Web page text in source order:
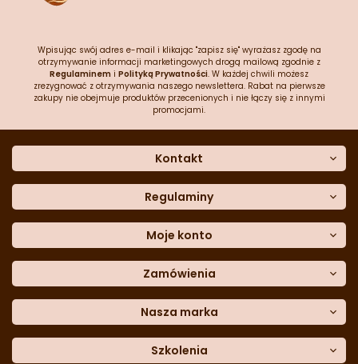
Wpisując swój adres e-mail i klikając "zapisz się" wyrażasz zgodę na
otrzymywanie informacji marketingowych drogą mailową zgodnie z
Regulaminem i Polityką Prywatności. W każdej chwili możesz
zrezygnować z otrzymywania naszego newslettera. Rabat na pierwsze
zakupy nie obejmuje produktów przecenionych i nie łączy się z innymi
promocjami.
Kontakt
Dane kontaktowe
Często zadawane pytania
Sklep stacjonarny
Formularz kontaktowy
Blog
telefon:601 767 272
Regulaminy
Polityka prywatności
Polityka cookies
Polityka reklamacji
Polityka zwrotów
Dostępność cyfrowa
Moje konto
Moje dane
Historia zamówień
Lista ulubionych
Moje rabaty
Zamówienia
Metody płatności
Dane do przelewu
Formularzreklamacji
Nasza marka
Trio Gelato
Szkolenia